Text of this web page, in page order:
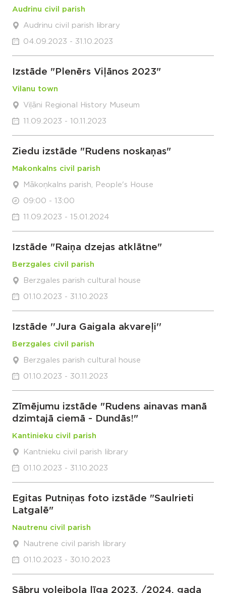
Audrinu civil parish
Audrinu civil parish library
04.09.2023 - 31.10.2023
Izstāde "Plenērs Viļānos 2023"
Vilanu town
Viļāni Regional History Museum
11.09.2023 - 10.11.2023
Ziedu izstāde "Rudens noskaņas"
Makonkalns civil parish
Mākoņkalns parish, People's House
09:00 - 13:00
11.09.2023 - 15.01.2024
Izstāde "Raiņa dzejas atklātne"
Berzgales civil parish
Berzgales parish cultural house
01.10.2023 - 31.10.2023
Izstāde ''Jura Gaigala akvareļi''
Berzgales civil parish
Berzgales parish cultural house
01.10.2023 - 30.11.2023
Zīmējumu izstāde "Rudens ainavas manā
dzimtajā ciemā - Dundās!"
Kantinieku civil parish
Kantnieku civil parish library
01.10.2023 - 31.10.2023
Egitas Putniņas foto izstāde "Saulrieti
Latgalē"
Nautrenu civil parish
Nautrene civil parish library
01.10.2023 - 30.10.2023
Sābru volejbola līga 2023. /2024. gada